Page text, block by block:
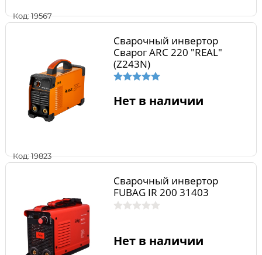
Код: 19567
Код: 19823
Сварочный инвертор
Сварог ARC 220 "REAL"
(Z243N)
Нет в наличии
Сварочный инвертор
FUBAG IR 200 31403
Нет в наличии